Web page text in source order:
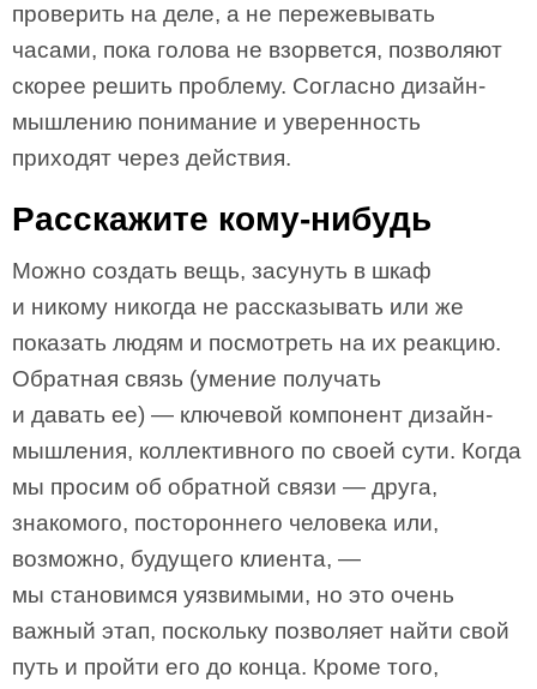
проверить на деле, а не пережевывать
часами, пока голова не взорвется, позволяют
скорее решить проблему. Согласно дизайн-
мышлению понимание и уверенность
приходят через действия.
Расскажите кому-нибудь
Можно создать вещь, засунуть в шкаф
и никому никогда не рассказывать или же
показать людям и посмотреть на их реакцию.
Обратная связь (умение получать
и давать ее) — ключевой компонент дизайн-
мышления, коллективного по своей сути. Когда
мы просим об обратной связи — друга,
знакомого, постороннего человека или,
возможно, будущего клиента, —
мы становимся уязвимыми, но это очень
важный этап, поскольку позволяет найти свой
путь и пройти его до конца. Кроме того,